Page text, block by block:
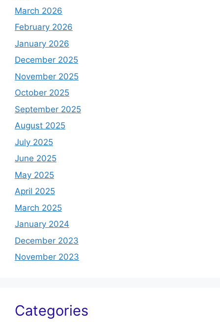
March 2026
February 2026
January 2026
December 2025
November 2025
October 2025
September 2025
August 2025
July 2025
June 2025
May 2025
April 2025
March 2025
January 2024
December 2023
November 2023
Categories